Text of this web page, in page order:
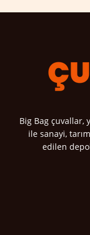
Big Bag çuvallar,
ile sanayi,
edilen